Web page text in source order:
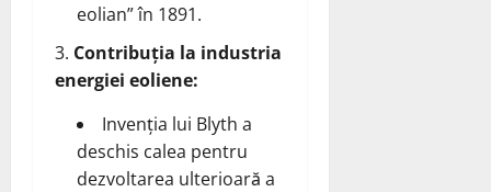
eolian” în 1891.
Contribuția la industria
energiei eoliene:
Invenția lui Blyth a
deschis calea pentru
dezvoltarea ulterioară a